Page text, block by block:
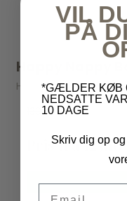
Happy Nappy
Happy Nappy
139,00 kr
Pris fra
VIL
PÅ
*GÆLDER KØB
NEDSATTE
10 DAGE
Skriv dig op